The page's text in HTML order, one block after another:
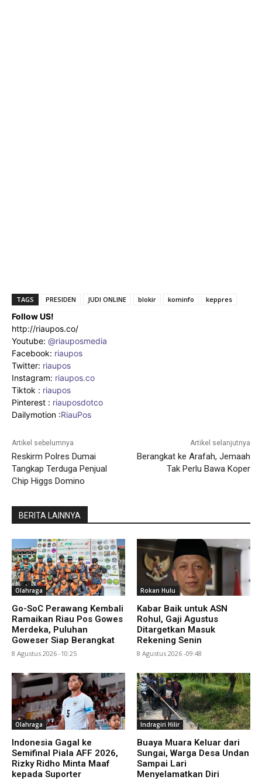
TAGS PRESIDEN JUDI ONLINE blokir kominfo keppres
Follow US!
http://riaupos.co/
Youtube: @riauposmedia
Facebook: riaupos
Twitter: riaupos
Instagram: riaupos.co
Tiktok : riaupos
Pinterest : riauposdotco
Dailymotion :RiauPos
Artikel sebelumnya
Reskirm Polres Dumai
Tangkap Terduga Penjual
Chip Higgs Domino
Artikel selanjutnya
Berangkat ke Arafah, Jemaah
Tak Perlu Bawa Koper
BERITA LAINNYA
Olahraga
Go-SoC Perawang Kembali
Ramaikan Riau Pos Gowes
Merdeka, Puluhan
Goweser Siap Berangkat
8 Agustus 2026 -10:25
Rokan Hulu
Kabar Baik untuk ASN
Rohul, Gaji Agustus
Ditargetkan Masuk
Rekening Senin
8 Agustus 2026 -09:48
Olahraga
Indonesia Gagal ke
Semifinal Piala AFF 2026,
Rizky Ridho Minta Maaf
kepada Suporter
Indragiri Hilir
Buaya Muara Keluar dari
Sungai, Warga Desa Undan
Sampai Lari
Menyelamatkan Diri